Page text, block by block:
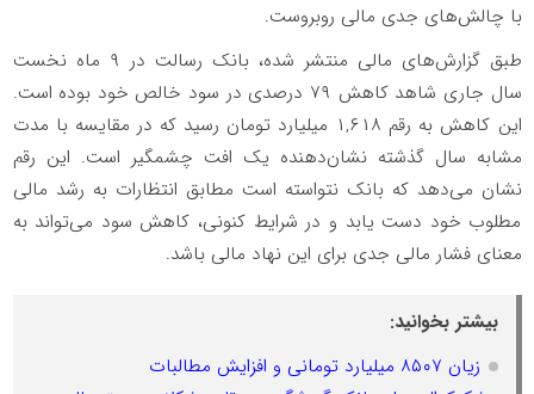
با چالش‌های جدی مالی روبروست.
طبق گزارش‌های مالی منتشر شده، بانک رسالت در ۹ ماه نخست
سال جاری شاهد کاهش ۷۹ درصدی در سود خالص خود بوده است.
این کاهش به رقم ۱,۶۱۸ میلیارد تومان رسید که در مقایسه با مدت
مشابه سال گذشته نشان‌دهنده یک افت چشمگیر است. این رقم
نشان می‌دهد که بانک نتواسته است مطابق انتظارات به رشد مالی
مطلوب خود دست یابد و در شرایط کنونی، کاهش سود می‌تواند به
معنای فشار مالی جدی برای این نهاد مالی باشد.
بیشتر بخوانید:
زیان ۸۵۰۷ میلیارد تومانی و افزایش مطالبات